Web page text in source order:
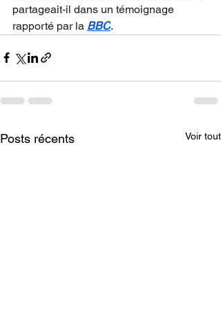
partageait-il dans un témoignage
rapporté par la BBC.
Posts récents Voir tout